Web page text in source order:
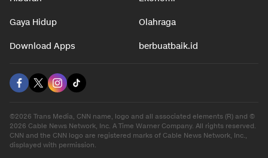
Gaya Hidup Olahraga
Download Apps berbuatbaik.id
©2026 Trans Media, CNN name, logo and all associated elements (R) and ©
2026 Cable News Network, Inc. A Time Warner Company. All rights reserved.
CNN and the CNN logo are registered marks of Cable News Network, Inc.,
displayed with permission.